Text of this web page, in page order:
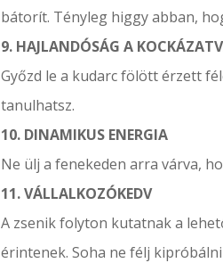
bátorít. Tényleg higgy abban,
9. HAJLANDÓSÁG A
Győzd le a kudarc fölött érzett
tanulhatsz.
10. DINAMIKUS ENERGIA
Ne ülj a fenekeden arra várva,
11. VÁLLALKOZÓKEDV
A zsenik folyton kutatnak a
érintenek. Soha ne félj